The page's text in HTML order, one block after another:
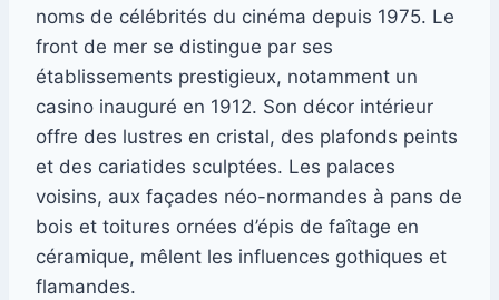
noms de célébrités du cinéma depuis 1975. Le
front de mer se distingue par ses
établissements prestigieux, notamment un
casino inauguré en 1912. Son décor intérieur
offre des lustres en cristal, des plafonds peints
et des cariatides sculptées. Les palaces
voisins, aux façades néo-normandes à pans de
bois et toitures ornées d’épis de faîtage en
céramique, mêlent les influences gothiques et
flamandes.